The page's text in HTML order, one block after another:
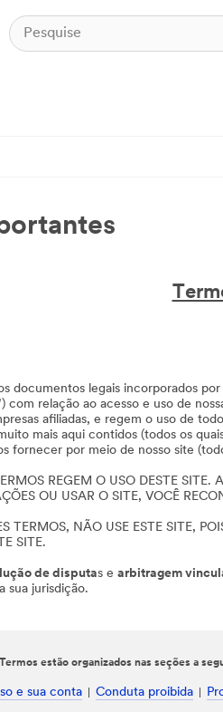
documentos legais incorporados
com relação ao acesso e uso de
afiliadas, e regem o uso de
mais aqui contidos (todos os
fornecer por meio de nosso site
REGEM O USO DESTE
OU USAR O SITE, VOCÊ
TERMOS, NÃO USE ESTE SITE,
SITE.
de disputas e arbitragem
sua jurisdição.
estão organizados nas seções a
e sua conta Conduta proibida